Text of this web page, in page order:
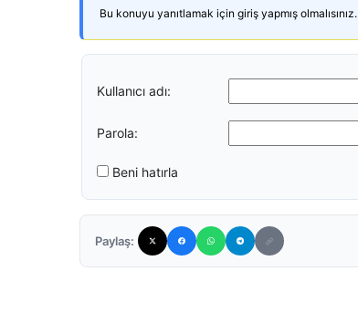
Bu konuyu yanıtlamak için giriş yapmış olmalısınız.
Kullanıcı adı:
Parola:
Beni hatırla
Paylaş: